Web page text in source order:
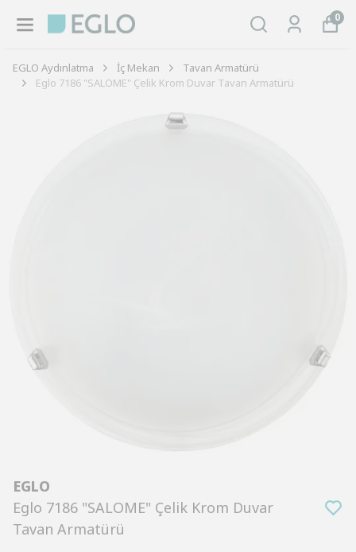
0
EGLO Aydınlatma İç Mekan
Tavan Armatürü
Eglo 7186 "SALOME" Çelik Krom Duvar Tavan Armatürü
EGLO
Eglo 7186 "SALOME" Çelik Krom Duvar
Tavan Armatürü